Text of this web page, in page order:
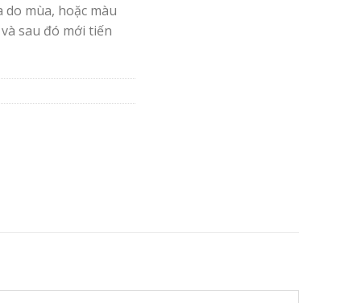
mùa, hoặc màu
sau đó mới tiến